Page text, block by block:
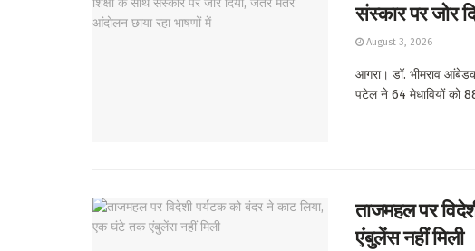
संस्कार पर जोर
August 3, 2026
आगरा। डॉ. भीमराव
पटेल ने 64 मेधावियों को
ताजमहल पर
एंबुलेंस नहीं मिली